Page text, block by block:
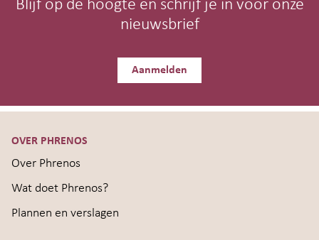
Blijf op de hoogte en schrijf je in voor onze
nieuwsbrief
Aanmelden
OVER PHRENOS
Over Phrenos
Wat doet Phrenos?
Plannen en verslagen